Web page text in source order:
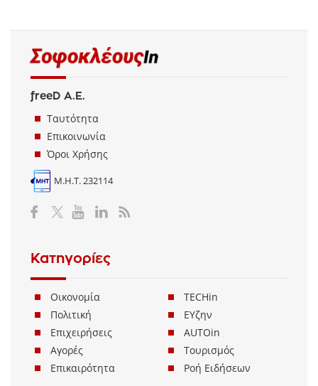
freeD Α.Ε.
Ταυτότητα
Επικοινωνία
Όροι Χρήσης
Μ.Η.Τ. 232114
Κατηγορίες
Οικονομία
Πολιτική
Επιχειρήσεις
Αγορές
Επικαιρότητα
TECHin
ΕΥζην
AUTOin
Τουρισμός
Ροή Ειδήσεων